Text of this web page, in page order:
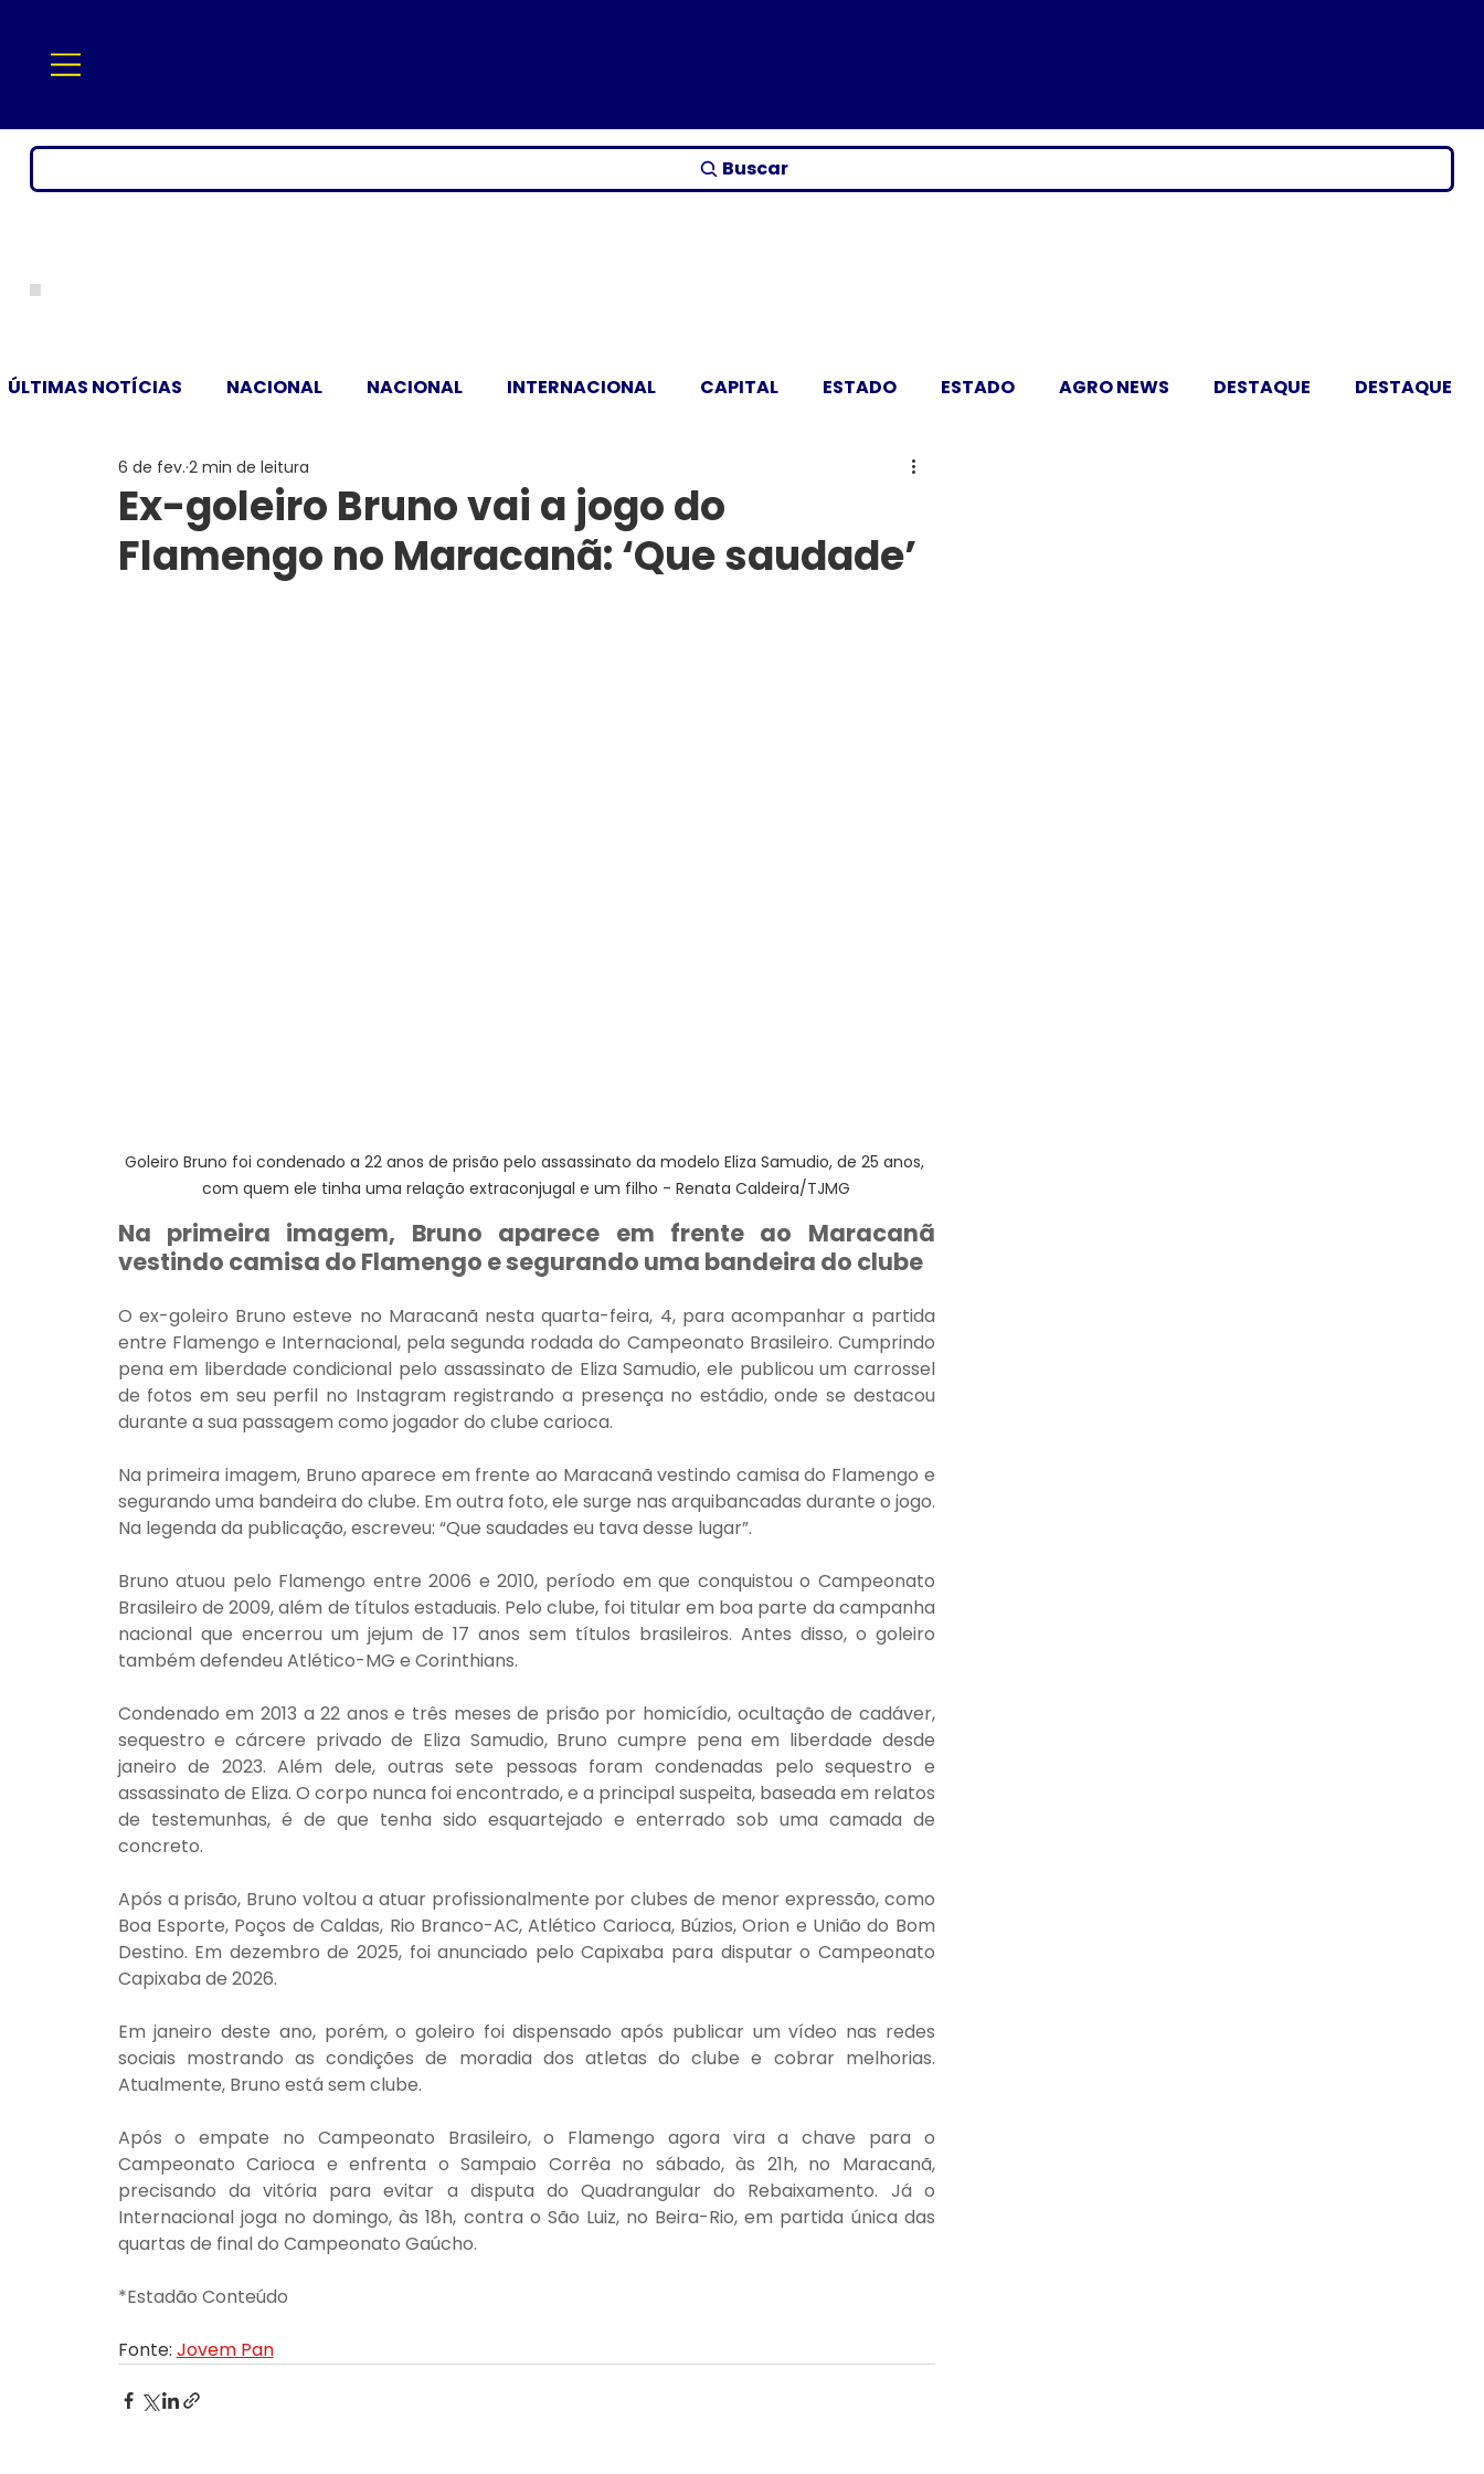
Buscar
ÚLTIMAS NOTÍCIAS NACIONAL NACIONAL INTERNACIONAL CAPITAL ESTADO ESTADO AGRO NEWS DESTAQUE DESTAQUE
Ex-goleiro Bruno vai a jogo do
Flamengo no Maracanã: ‘Que saudade’
6 de fev. 2 min de leitura
Goleiro Bruno foi condenado a 22 anos de prisão pelo assassinato da modelo Eliza Samudio, de 25 anos,
com quem ele tinha uma relação extraconjugal e um filho - Renata Caldeira/TJMG
Na primeira imagem, Bruno aparece em frente ao Maracanã
vestindo camisa do Flamengo e segurando uma bandeira do clube
O ex-goleiro Bruno esteve no Maracanã nesta quarta-feira, 4, para acompanhar a partida
entre Flamengo e Internacional, pela segunda rodada do Campeonato Brasileiro. Cumprindo
pena em liberdade condicional pelo assassinato de Eliza Samudio, ele publicou um carrossel
de fotos em seu perfil no Instagram registrando a presença no estádio, onde se destacou
durante a sua passagem como jogador do clube carioca.
Na primeira imagem, Bruno aparece em frente ao Maracanã vestindo camisa do Flamengo e
segurando uma bandeira do clube. Em outra foto, ele surge nas arquibancadas durante o jogo.
Na legenda da publicação, escreveu: “Que saudades eu tava desse lugar”.
Bruno atuou pelo Flamengo entre 2006 e 2010, período em que conquistou o Campeonato
Brasileiro de 2009, além de títulos estaduais. Pelo clube, foi titular em boa parte da campanha
nacional que encerrou um jejum de 17 anos sem títulos brasileiros. Antes disso, o goleiro
também defendeu Atlético-MG e Corinthians.
Condenado em 2013 a 22 anos e três meses de prisão por homicídio, ocultação de cadáver,
sequestro e cárcere privado de Eliza Samudio, Bruno cumpre pena em liberdade desde
janeiro de 2023. Além dele, outras sete pessoas foram condenadas pelo sequestro e
assassinato de Eliza. O corpo nunca foi encontrado, e a principal suspeita, baseada em relatos
de testemunhas, é de que tenha sido esquartejado e enterrado sob uma camada de
concreto.
Após a prisão, Bruno voltou a atuar profissionalmente por clubes de menor expressão, como
Boa Esporte, Poços de Caldas, Rio Branco-AC, Atlético Carioca, Búzios, Orion e União do Bom
Destino. Em dezembro de 2025, foi anunciado pelo Capixaba para disputar o Campeonato
Capixaba de 2026.
Em janeiro deste ano, porém, o goleiro foi dispensado após publicar um vídeo nas redes
sociais mostrando as condições de moradia dos atletas do clube e cobrar melhorias.
Atualmente, Bruno está sem clube.
Após o empate no Campeonato Brasileiro, o Flamengo agora vira a chave para o
Campeonato Carioca e enfrenta o Sampaio Corrêa no sábado, às 21h, no Maracanã,
precisando da vitória para evitar a disputa do Quadrangular do Rebaixamento. Já o
Internacional joga no domingo, às 18h, contra o São Luiz, no Beira-Rio, em partida única das
quartas de final do Campeonato Gaúcho.
*Estadão Conteúdo
Fonte: Jovem Pan